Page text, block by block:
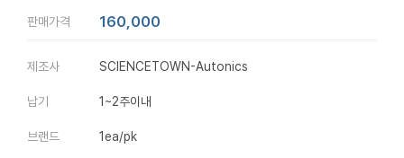
판매가격 160,000
제조사 SCIENCETOWN-Autonics
납기 1~2주이내
브랜드 1ea/pk